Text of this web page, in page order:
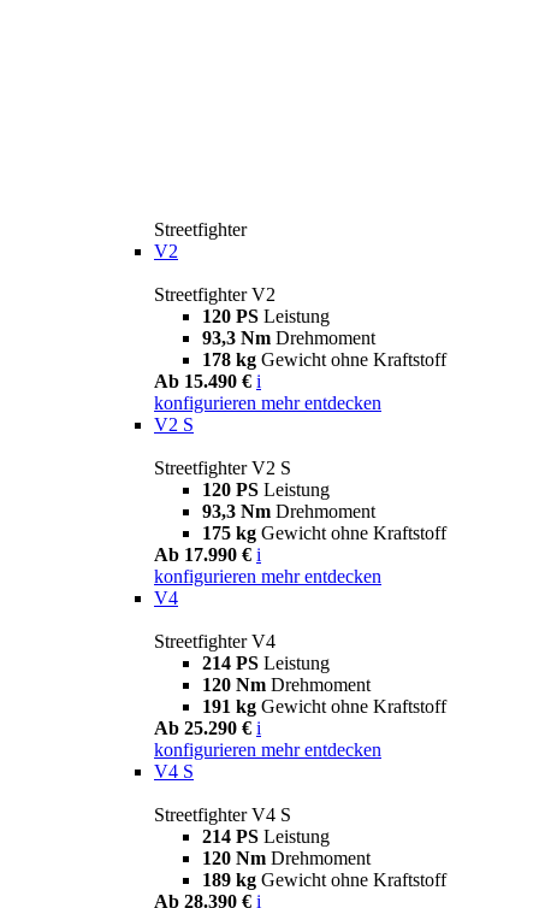
Streetfighter
V2
Streetfighter V2
120 PS Leistung
93,3 Nm Drehmoment
178 kg Gewicht ohne Kraftstoff
Ab 15.490 € i
konfigurieren mehr entdecken
V2 S
Streetfighter V2 S
120 PS Leistung
93,3 Nm Drehmoment
175 kg Gewicht ohne Kraftstoff
Ab 17.990 € i
konfigurieren mehr entdecken
V4
Streetfighter V4
214 PS Leistung
120 Nm Drehmoment
191 kg Gewicht ohne Kraftstoff
Ab 25.290 € i
konfigurieren mehr entdecken
V4 S
Streetfighter V4 S
214 PS Leistung
120 Nm Drehmoment
189 kg Gewicht ohne Kraftstoff
Ab 28.390 € i